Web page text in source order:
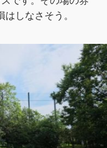
しなさそう。